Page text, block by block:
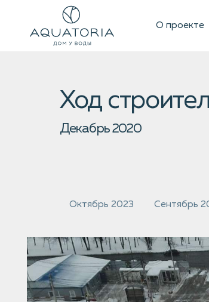
О проекте
Ход
Декабрь 2020
Октябрь 2023 Сентябрь